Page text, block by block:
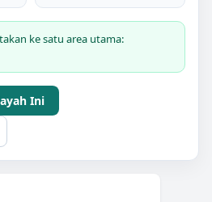
ke satu area utama:
Ini